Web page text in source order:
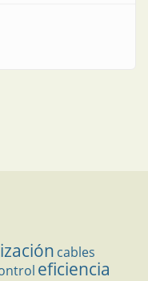
cables
eficiencia